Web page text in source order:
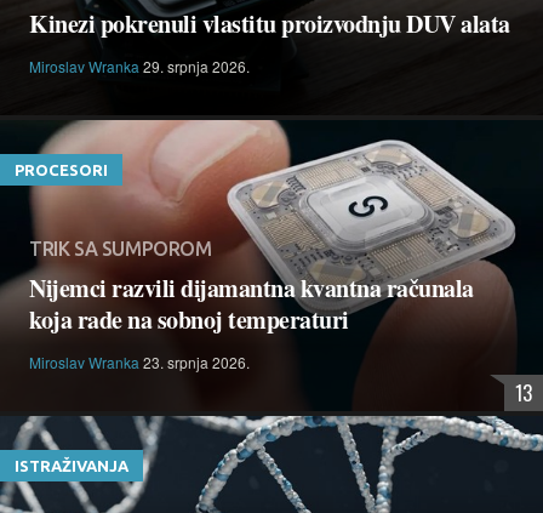
Kinezi pokrenuli vlastitu proizvodnju DUV alata
Miroslav Wranka 29. srpnja 2026.
PROCESORI
TRIK SA SUMPOROM
Nijemci razvili dijamantna kvantna računala
koja rade na sobnoj temperaturi
Miroslav Wranka 23. srpnja 2026.
13
ISTRAŽIVANJA